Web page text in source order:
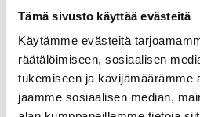
Tämä sivusto käyttää evästeitä
Käytämme evästeitä
räätälöimiseen, sosiaalisen
tukemiseen ja kävijämäärämme
jaamme sosiaalisen median,
somessa
Siirry Uutiset-sivulle
Uutiskategoriat
Blogi Digitalisaatio